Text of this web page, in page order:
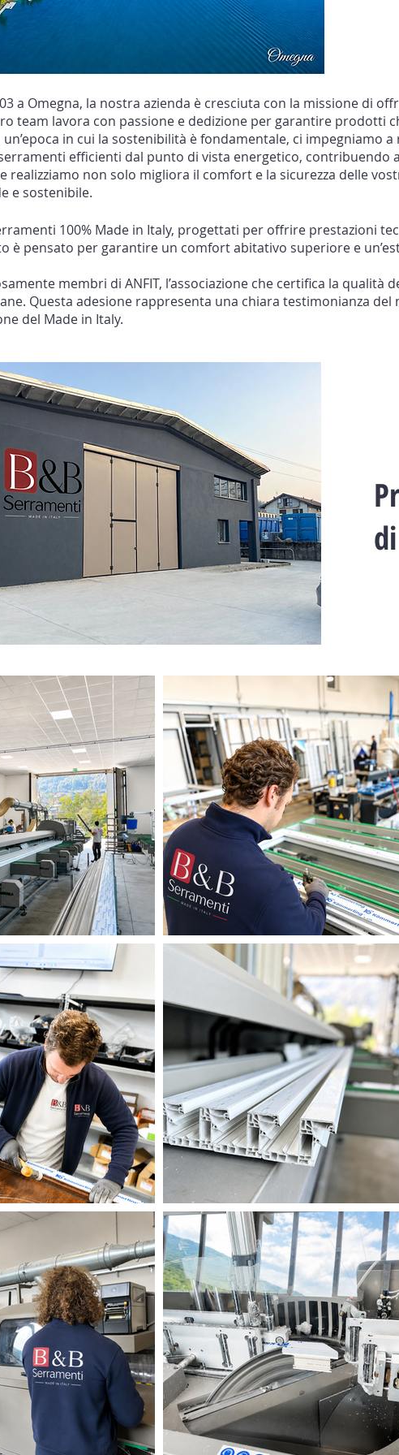
a Omegna, la nostra azienda è cresciuta con la missione di
team lavora con passione e dedizione per garantire prodotti
un’epoca in cui la sostenibilità è fondamentale, ci impegniamo
efficienti dal punto di vista energetico, contribuendo
realizziamo non solo migliora il comfort e la sicurezza delle
e sostenibile.
100% Made in Italy, progettati per offrire prestazioni
è pensato per garantire un comfort abitativo superiore e
membri di ANFIT, l’associazione che certifica la qualità
Questa adesione rappresenta una chiara testimonianza del
del Made in Italy.